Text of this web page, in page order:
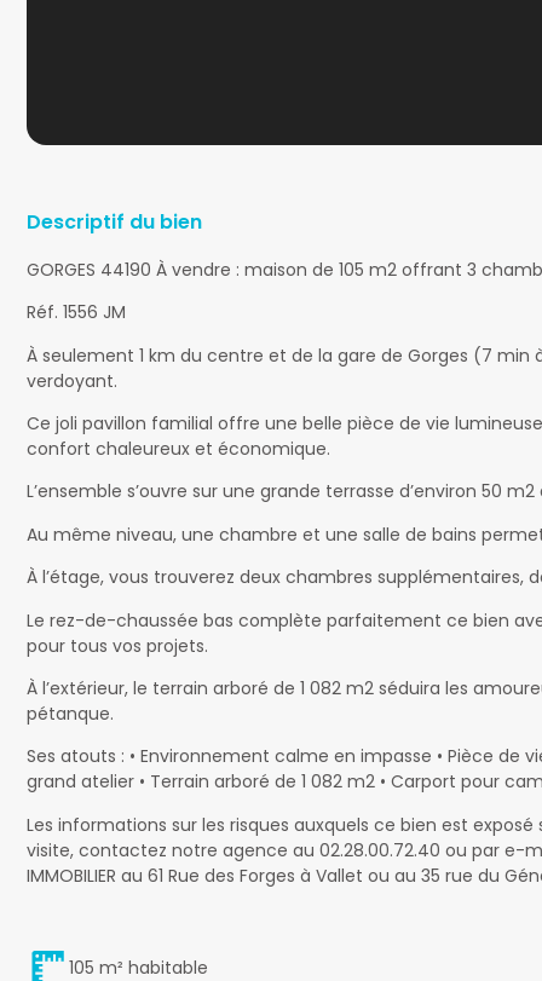
Descriptif du bien
GORGES 44190 À vendre : maison de 105 m2 offrant 3
Réf. 1556 JM
À seulement 1 km du centre et de la gare de Gorges (7
verdoyant.
Ce joli pavillon familial offre une belle pièce de vie
confort chaleureux et économique.
L’ensemble s’ouvre sur une grande terrasse d’environ 50
Au même niveau, une chambre et une salle de bains
À l’étage, vous trouverez deux chambres supplémentaires,
Le rez-de-chaussée bas complète parfaitement ce bien
pour tous vos projets.
À l’extérieur, le terrain arboré de 1 082 m2 séduira les
pétanque.
Ses atouts : • Environnement calme en impasse • Pièce de
grand atelier • Terrain arboré de 1 082 m2 • Carport pour
Les informations sur les risques auxquels ce bien est
visite, contactez notre agence au 02.28.00.72.40 ou par e-
IMMOBILIER au 61 Rue des Forges à Vallet ou au 35 rue du
105 m² habitable